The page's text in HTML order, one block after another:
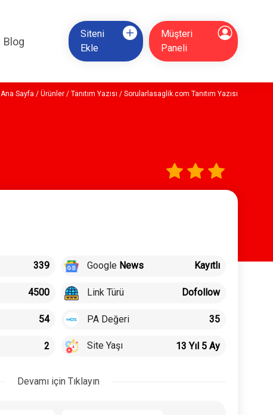
Blog
Siteni
Ekle
Müşteri
Paneli
Ana Sayfa / Ürünler/ Tanıtım Yazısı / Sorularlasaglik.com Tanıtım Yazısı
339 Google News Kayıtlı
4500 Link Türü Dofollow
54 PA Değeri 35
2 Site Yaşı 13 Yıl 5 Ay
Devamı için Tıklayın